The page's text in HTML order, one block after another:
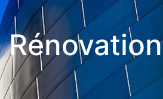
Rénovation